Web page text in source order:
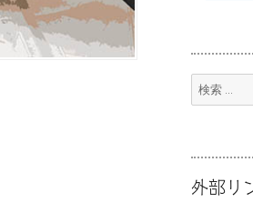
検
外部リ